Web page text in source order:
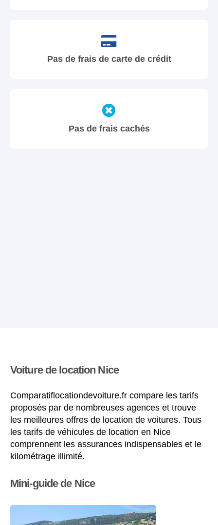
Pas de frais de carte de crédit
Pas de frais cachés
Voiture de location Nice
Comparatiflocationdevoiture.fr compare les tarifs
proposés par de nombreuses agences et trouve
les meilleures offres de location de voitures. Tous
les tarifs de véhicules de location en Nice
comprennent les assurances indispensables et le
kilométrage illimité.
Mini-guide de Nice